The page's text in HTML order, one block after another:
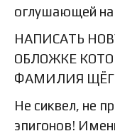
оглушающей
НАПИСАТЬ
ОБЛОЖКЕ
ФАМИЛИЯ
Не сиквел, не
эпигонов!